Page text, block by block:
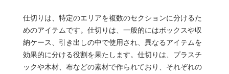
仕切りは、特定のエリアを複数のセクションに分けるた
めのアイテムです。仕切りは、一般的にはボックスや収
納ケース、引き出しの中で使用され、異なるアイテムを
効果的に分ける役割を果たします。仕切りは、プラスチ
ックや木材、布などの素材で作られており、それぞれの